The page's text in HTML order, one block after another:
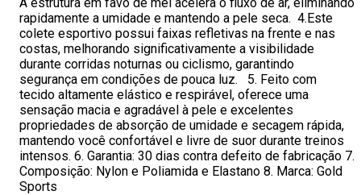
rapidamente a umidade e mantendo a pele seca. 4.Este
colete esportivo possui faixas refletivas na frente e nas
costas, melhorando significativamente a visibilidade
durante corridas noturnas ou ciclismo, garantindo
segurança em condições de pouca luz. 5. Feito com
tecido altamente elástico e respirável, oferece uma
sensação macia e agradável à pele e excelentes
propriedades de absorção de umidade e secagem rápida,
mantendo você confortável e livre de suor durante treinos
intensos. 6. Garantia: 30 dias contra defeito de fabricação 7.
Composição: Nylon e Poliamida e Elastano 8. Marca: Gold
Sports